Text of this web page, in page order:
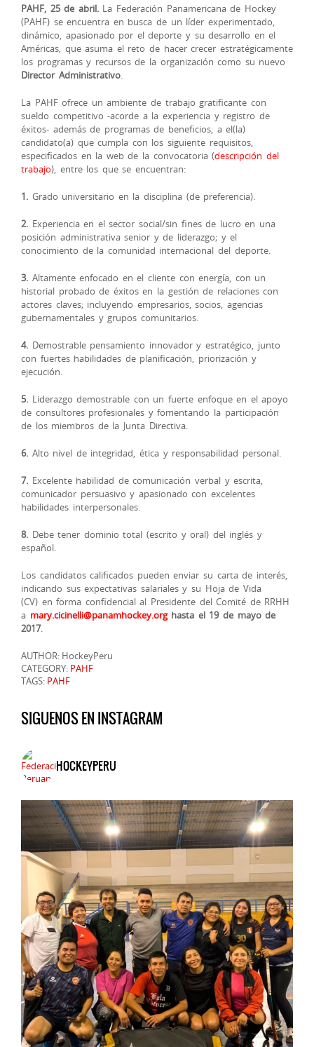
PAHF, 25 de abril.La Federación Panamericana de Hockey
(PAHF) se encuentra en busca de un líder experimentado,
dinámico, apasionado por el deporte y su desarrollo en el
Américas, que asuma el reto de hacer crecer estratégicamente
los programas y recursos de la organización como su nuevo
Director Administrativo.
La PAHF ofrece un ambiente de trabajo gratificante con
sueldo competitivo -acorde a la experiencia y registro de
éxitos- además de programas de beneficios, a el(la)
candidato(a) que cumpla con los siguiente requisitos,
especificados en la web de la convocatoria (descripción del
trabajo), entre los que se encuentran:
1. Grado universitario en la disciplina (de preferencia).
2. Experiencia en el sector social/sin fines de lucro en una
posición administrativa senior y de liderazgo; y el
conocimiento de la comunidad internacional del deporte.
3. Altamente enfocado en el cliente con energía, con un
historial probado de éxitos en la gestión de relaciones con
actores claves; incluyendo empresarios, socios, agencias
gubernamentales y grupos comunitarios.
4. Demostrable pensamiento innovador y estratégico, junto
con fuertes habilidades de planificación, priorización y
ejecución.
5. Liderazgo demostrable con un fuerte enfoque en el apoyo
de consultores profesionales y fomentando la participación
de los miembros de la Junta Directiva.
6. Alto nivel de integridad, ética y responsabilidad personal.
7. Excelente habilidad de comunicación verbal y escrita,
comunicador persuasivo y apasionado con excelentes
habilidades interpersonales.
8. Debe tener dominio total (escrito y oral) del inglés y
español.
Los candidatos calificados pueden enviar su carta de interés,
indicando sus expectativas salariales y su Hoja de Vida
(CV) en forma confidencial al Presidente del Comité de RRHH
a mary.cicinelli@panamhockey.org hasta el 19 de mayo de
2017.
AUTHOR: HockeyPeru
CATEGORY: PAHF
TAGS: PAHF
SIGUENOS EN INSTAGRAM
HOCKEYPERU